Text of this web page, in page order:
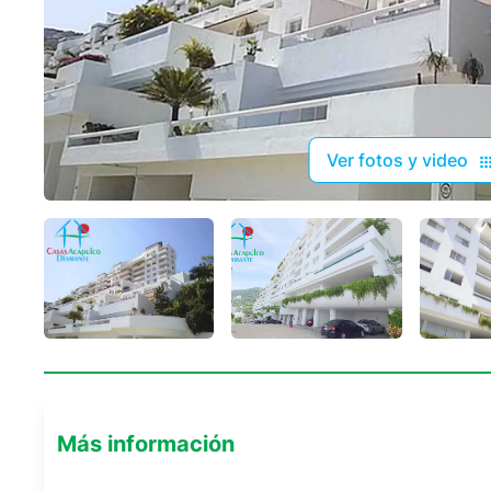
Ver fotos y video
Más información